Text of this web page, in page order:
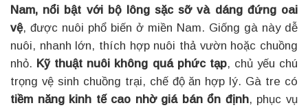
Nam, nổi bật với bộ lông sặc sỡ và dáng đứng oai
vệ, được nuôi phổ biến ở miền Nam. Giống gà này dễ
nuôi, nhanh lớn, thích hợp nuôi thả vườn hoặc chuồng
nhỏ. Kỹ thuật nuôi không quá phức tạp, chủ yếu chú
trọng vệ sinh chuồng trại, chế độ ăn hợp lý. Gà tre có
tiềm năng kinh tế cao nhờ giá bán ổn định, phục vụ